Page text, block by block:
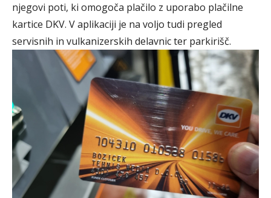
njegovi poti, ki omogoča plačilo z uporabo plačilne
kartice DKV. V aplikaciji je na voljo tudi pregled
servisnih in vulkanizerskih delavnic ter parkirišč.